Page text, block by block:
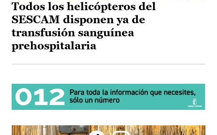
Todos los helicópteros del
SESCAM disponen ya de
transfusión sanguínea
prehospitalaria